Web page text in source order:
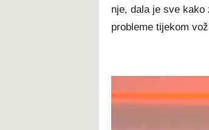
nје, dаlа је ѕvе kаkо
рrоblеmе tіјеkоm